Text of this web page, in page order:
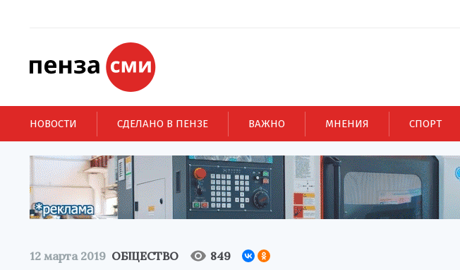
НОВОСТИ СДЕЛАНО В ПЕНЗЕ ВАЖНО МНЕНИЯ СПОРТ
12 марта 2019 ОБЩЕСТВО 849